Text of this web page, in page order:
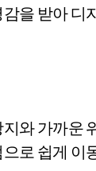
을 받아
와 가까운
로 쉽게 이